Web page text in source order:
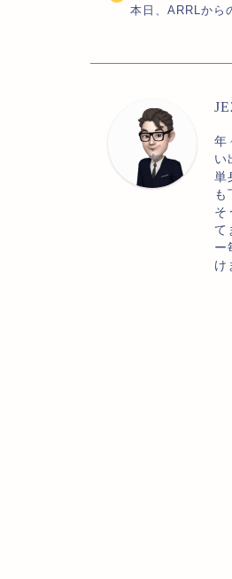
本日、ARRLから
年
い
単
も
そ
て
ー
け